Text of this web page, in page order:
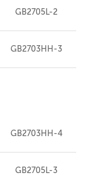
GB2705L-2
GB2703HH-3
GB2703HH-4
GB2705L-3